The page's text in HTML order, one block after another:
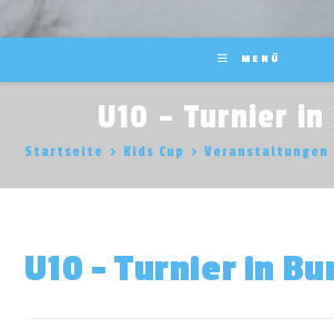
MENÜ
U10 – Turnier in
Startseite > Kids Cup > Veranstaltungen
U10 – Turnier in